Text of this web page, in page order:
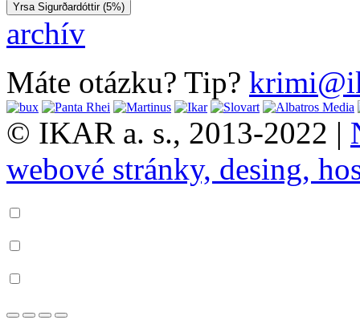
Yrsa Sigurðardóttir (5%)
archív
Máte otázku? Tip?
© IKAR a. s., 2013-2022 |
webové stránky, desing,